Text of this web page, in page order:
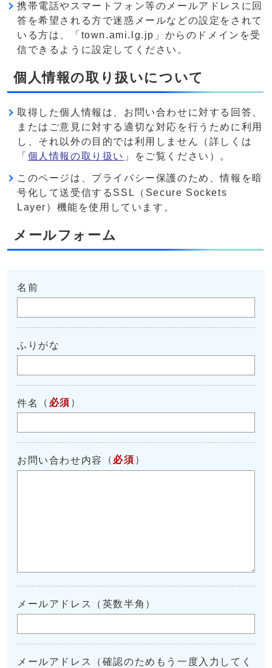
携帯電話やスマートフォン等のメールアドレスに回
答を希望される方で迷惑メールなどの設定をされて
いる方は、「town.ami.lg.jp」からのドメインを受
信できるように設定してください。
個人情報の取り扱いについて
取得した個人情報は、お問い合わせに対する回答、
またはご意見に対する適切な対応を行うために利用
し、それ以外の目的では利用しません（詳しくは
「 個人情報の取り扱い 」をご覧ください）。
このページは、プライバシー保護のため、情報を暗
号化して送受信するSSL（Secure Sockets
Layer）機能を使用しています。
メールフォーム
名前
ふりがな
件名 （ 必須 ）
お問い合わせ内容 （ 必須 ）
メールアドレス（英数半角）
メールアドレス（確認のためもう一度入力してく